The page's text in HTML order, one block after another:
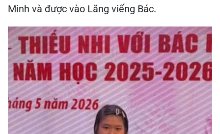
Minh và được vào Lăng viếng Bác.